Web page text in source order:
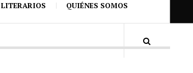
QUIÉNES SOMOS